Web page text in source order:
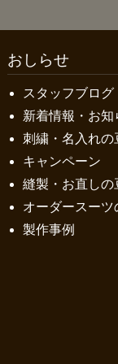
おしらせ
スタッフブログ
新着情報・お知
刺繍・名入れの
キャンペーン
縫製・お直しの
オーダースーツ
製作事例